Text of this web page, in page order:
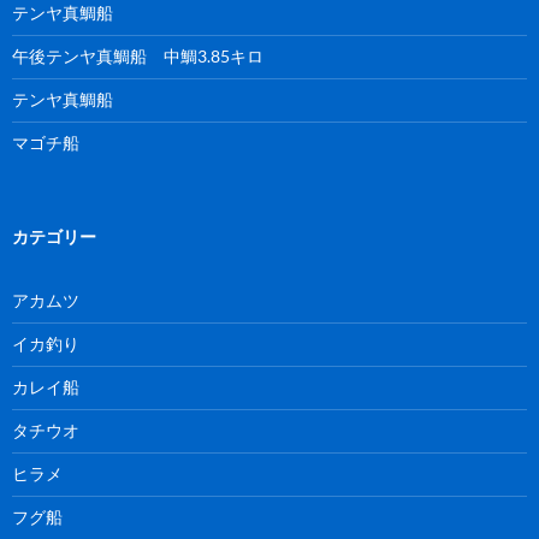
テンヤ真鯛船
午後テンヤ真鯛船 中鯛3.85キロ
テンヤ真鯛船
マゴチ船
カテゴリー
アカムツ
イカ釣り
カレイ船
タチウオ
ヒラメ
フグ船